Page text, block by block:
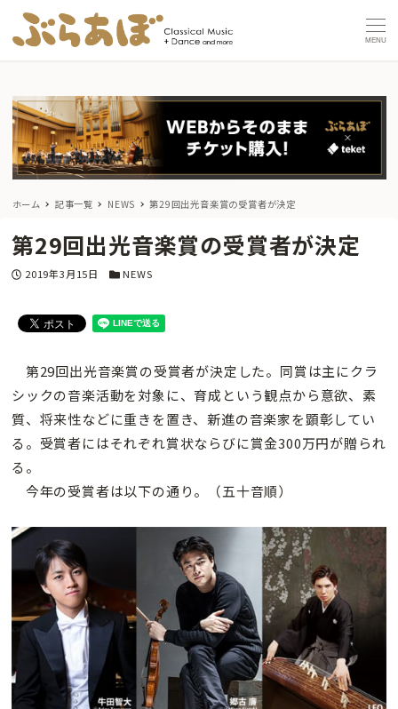
MENU
ホーム 記事一覧 NEWS 第29回出光音楽賞の受賞者が決定
第29回出光音楽賞の受賞者が決定
投稿日
2019年3月15日 カテゴリー
NEWS
第29回出光音楽賞の受賞者が決定した。同賞は主にクラ
シックの音楽活動を対象に、育成という観点から意欲、素
質、将来性などに重きを置き、新進の音楽家を顕彰してい
る。受賞者にはそれぞれ賞状ならびに賞金300万円が贈られ
る。
今年の受賞者は以下の通り。（五十音順）